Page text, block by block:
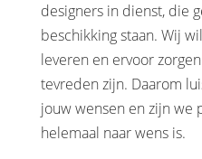
designers in dienst, die
beschikking staan. Wij
leveren en ervoor
tevreden zijn. Daarom
jouw wensen en zijn we
helemaal naar wens is.